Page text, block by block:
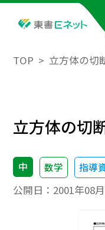
TOP 立方体の切
立方体の切
中 数学 指導
公開日： 2001年08